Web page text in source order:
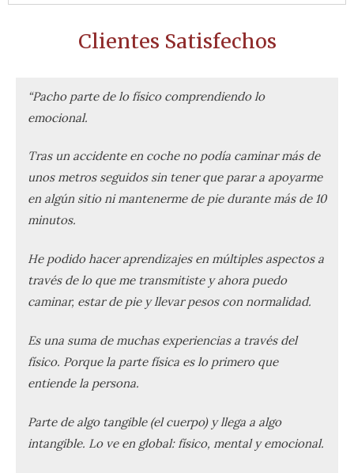
Clientes Satisfechos
“Pacho parte de lo físico comprendiendo lo
emocional.
Tras un accidente en coche no podía caminar más de
unos metros seguidos sin tener que parar a apoyarme
en algún sitio ni mantenerme de pie durante más de 10
minutos.
He podido hacer aprendizajes en múltiples aspectos a
través de lo que me transmitiste y ahora puedo
caminar, estar de pie y llevar pesos con normalidad.
Es una suma de muchas experiencias a través del
físico. Porque la parte física es lo primero que
entiende la persona.
Parte de algo tangible (el cuerpo) y llega a algo
intangible. Lo ve en global: físico, mental y emocional.